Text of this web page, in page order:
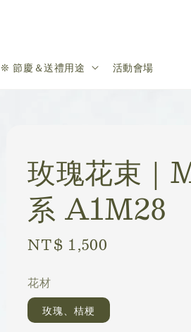
❊ 節慶＆送禮用途 活動會場
玫瑰花束｜
系 A1M28
Regular
NT$ 1,500
花材
玫瑰、桔梗